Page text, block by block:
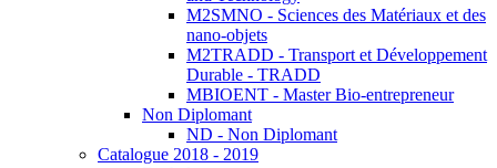
M2SMNO - Sciences des Matériaux et des
nano-objets
M2TRADD - Transport et Développement
Durable - TRADD
MBIOENT - Master Bio-entrepreneur
Non Diplomant
ND - Non Diplomant
Catalogue 2018 - 2019